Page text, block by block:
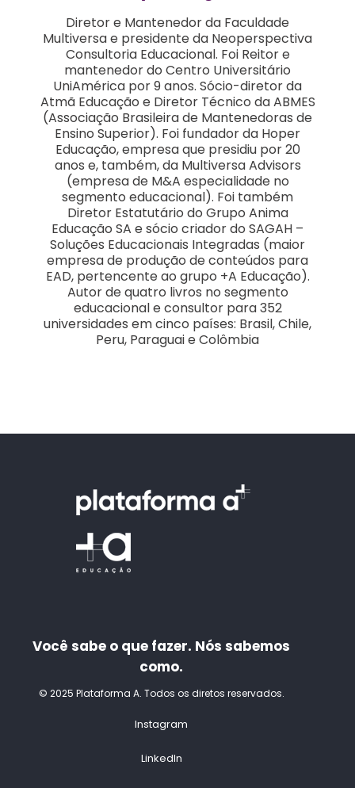
Diretor e Mantenedor da Faculdade
Multiversa e presidente da Neoperspectiva
Consultoria Educacional. Foi Reitor e
mantenedor do Centro Universitário
UniAmérica por 9 anos. Sócio-diretor da
Atmã Educação e Diretor Técnico da ABMES
(Associação Brasileira de Mantenedoras de
Ensino Superior). Foi fundador da Hoper
Educação, empresa que presidiu por 20
anos e, também, da Multiversa Advisors
(empresa de M&A especialidade no
segmento educacional). Foi também
Diretor Estatutário do Grupo Anima
Educação SA e sócio criador do SAGAH –
Soluções Educacionais Integradas (maior
empresa de produção de conteúdos para
EAD, pertencente ao grupo +A Educação).
Autor de quatro livros no segmento
educacional e consultor para 352
universidades em cinco países: Brasil, Chile,
Peru, Paraguai e Colômbia
Você sabe o que fazer. Nós sabemos
como.
© 2025 Plataforma A. Todos os diretos reservados.
Instagram
LinkedIn